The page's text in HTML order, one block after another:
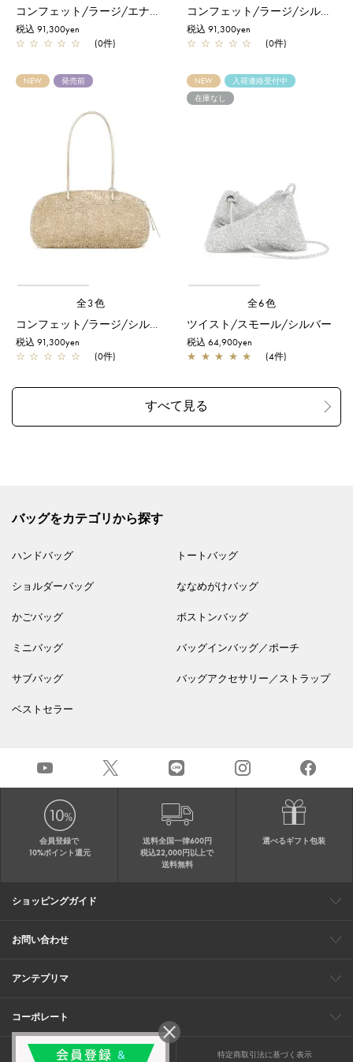
コンフェット/ラージ/エナメルブラック
税込 91,300yen
☆ ☆ ☆ ☆ ☆ (0件)
コンフェット/ラージ/シルバー
税込 91,300yen
☆ ☆ ☆ ☆ ☆ (0件)
NEW 発売前
全3色
税込 91,300yen
☆ ☆ ☆ ☆ ☆ (0件)
NEW
入荷連絡受付中
在庫なし
全6色
ツイスト/スモール/シルバー
税込 64,900yen
★ ★ ★ ★ ★ (4件)
バッグをカテゴリから探す
ハンドバッグ トートバッグ
ショルダーバッグ ななめがけバッグ
かごバッグ ボストンバッグ
ミニバッグ バッグインバッグ／ポーチ
サブバッグ バッグアクセサリー／ストラップ
ベストセラー
会員登録で
10%ポイント還元
送料全国一律600円
税込22,000円以上で
送料無料
選べるギフト包装
ショッピングガイド
会員特典
ご購入・配送について
返品について
ギフト包装
FAQ
サイトマップ
お問い合わせ
メールでのお問い合わせ
お修理についてのお問い合わせ
（平日10：30～17：00）
※毎週火曜日はお電話窓口の営業を
お休みさせていただきます
アンテプリマ
ブランドサイト
ショップリスト
ワイヤーバッグについて
特集
オンラインストアニュース
コーポレート
企業情報
採用情報 プライバシーポリシー 特定商取引法に基づく表示